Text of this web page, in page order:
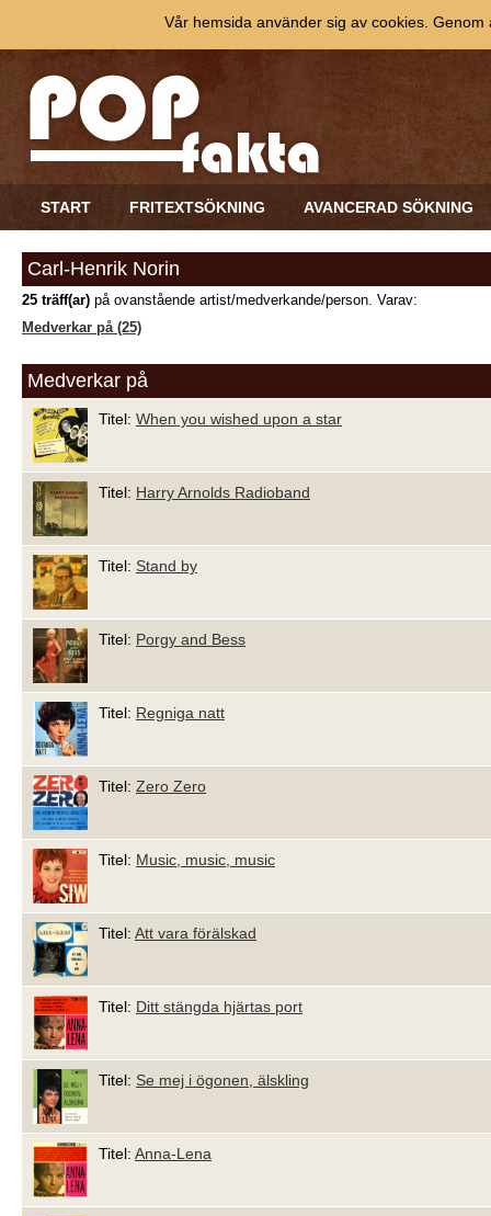
START FRITEXTSÖKNING AVANCERAD SÖKNING
Carl-Henrik Norin
25 träff(ar) på ovanstående artist/medverkande/person. Varav:
Medverkar på (25)
Medverkar på
Titel: When you wished upon a star
Titel: Harry Arnolds Radioband
Titel: Stand by
Titel: Porgy and Bess
Titel: Regniga natt
Titel: Zero Zero
Titel: Music, music, music
Titel: Att vara förälskad
Titel: Ditt stängda hjärtas port
Titel: Se mej i ögonen, älskling
Titel: Anna-Lena
Vår hemsida använder sig av cookies.